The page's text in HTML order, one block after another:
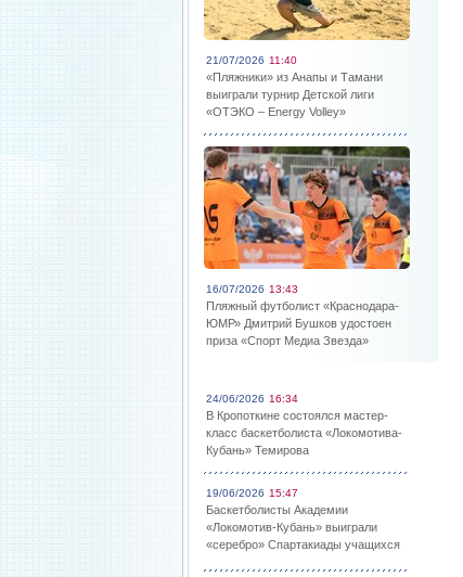
21/07/2026 11:40
«Пляжники» из Анапы и Тамани
выиграли турнир Детской лиги
«ОТЭКО – Energy Volley»
16/07/2026 13:43
Пляжный футболист «Краснодара-
ЮМР» Дмитрий Бушков удостоен
приза «Спорт Медиа Звезда»
24/06/2026 16:34
В Кропоткине состоялся мастер-
класс баскетболиста «Локомотива-
Кубань» Темирова
19/06/2026 15:47
Баскетболисты Академии
«Локомотив-Кубань» выиграли
«серебро» Спартакиады учащихся